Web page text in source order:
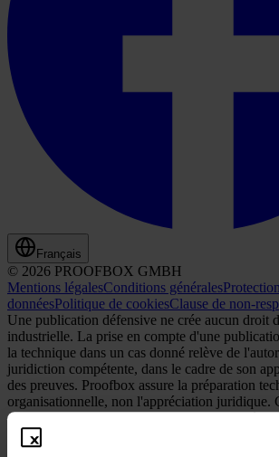
Français
© 2026 PROOFBOX GMBH
Mentions légalesConditions générales
donnéesPolitique de cookiesClause de non-
Une publication défensive ne crée aucun droit
industrielle. La prise en compte d'une
la technique dans un cas donné relève de
juridiction compétente, dans le cadre de son
des preuves. Proofbox assure la préparation
organisationnelle, non l'appréciation juridique.
contenu ainsi que tous les contenus proposés
via ce site web ne constituent pas des conseils
pas destinés ou à interpréter comme tels.